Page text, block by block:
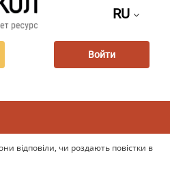
RU
Войти
відповіли, чи роздають повістки в